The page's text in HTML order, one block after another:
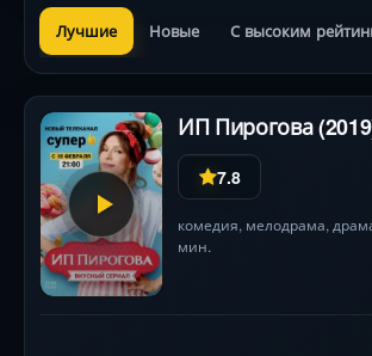
Лучшие Новые С высоким
ИП Пирогова
7.8
комедия, мелодрама,
мин.